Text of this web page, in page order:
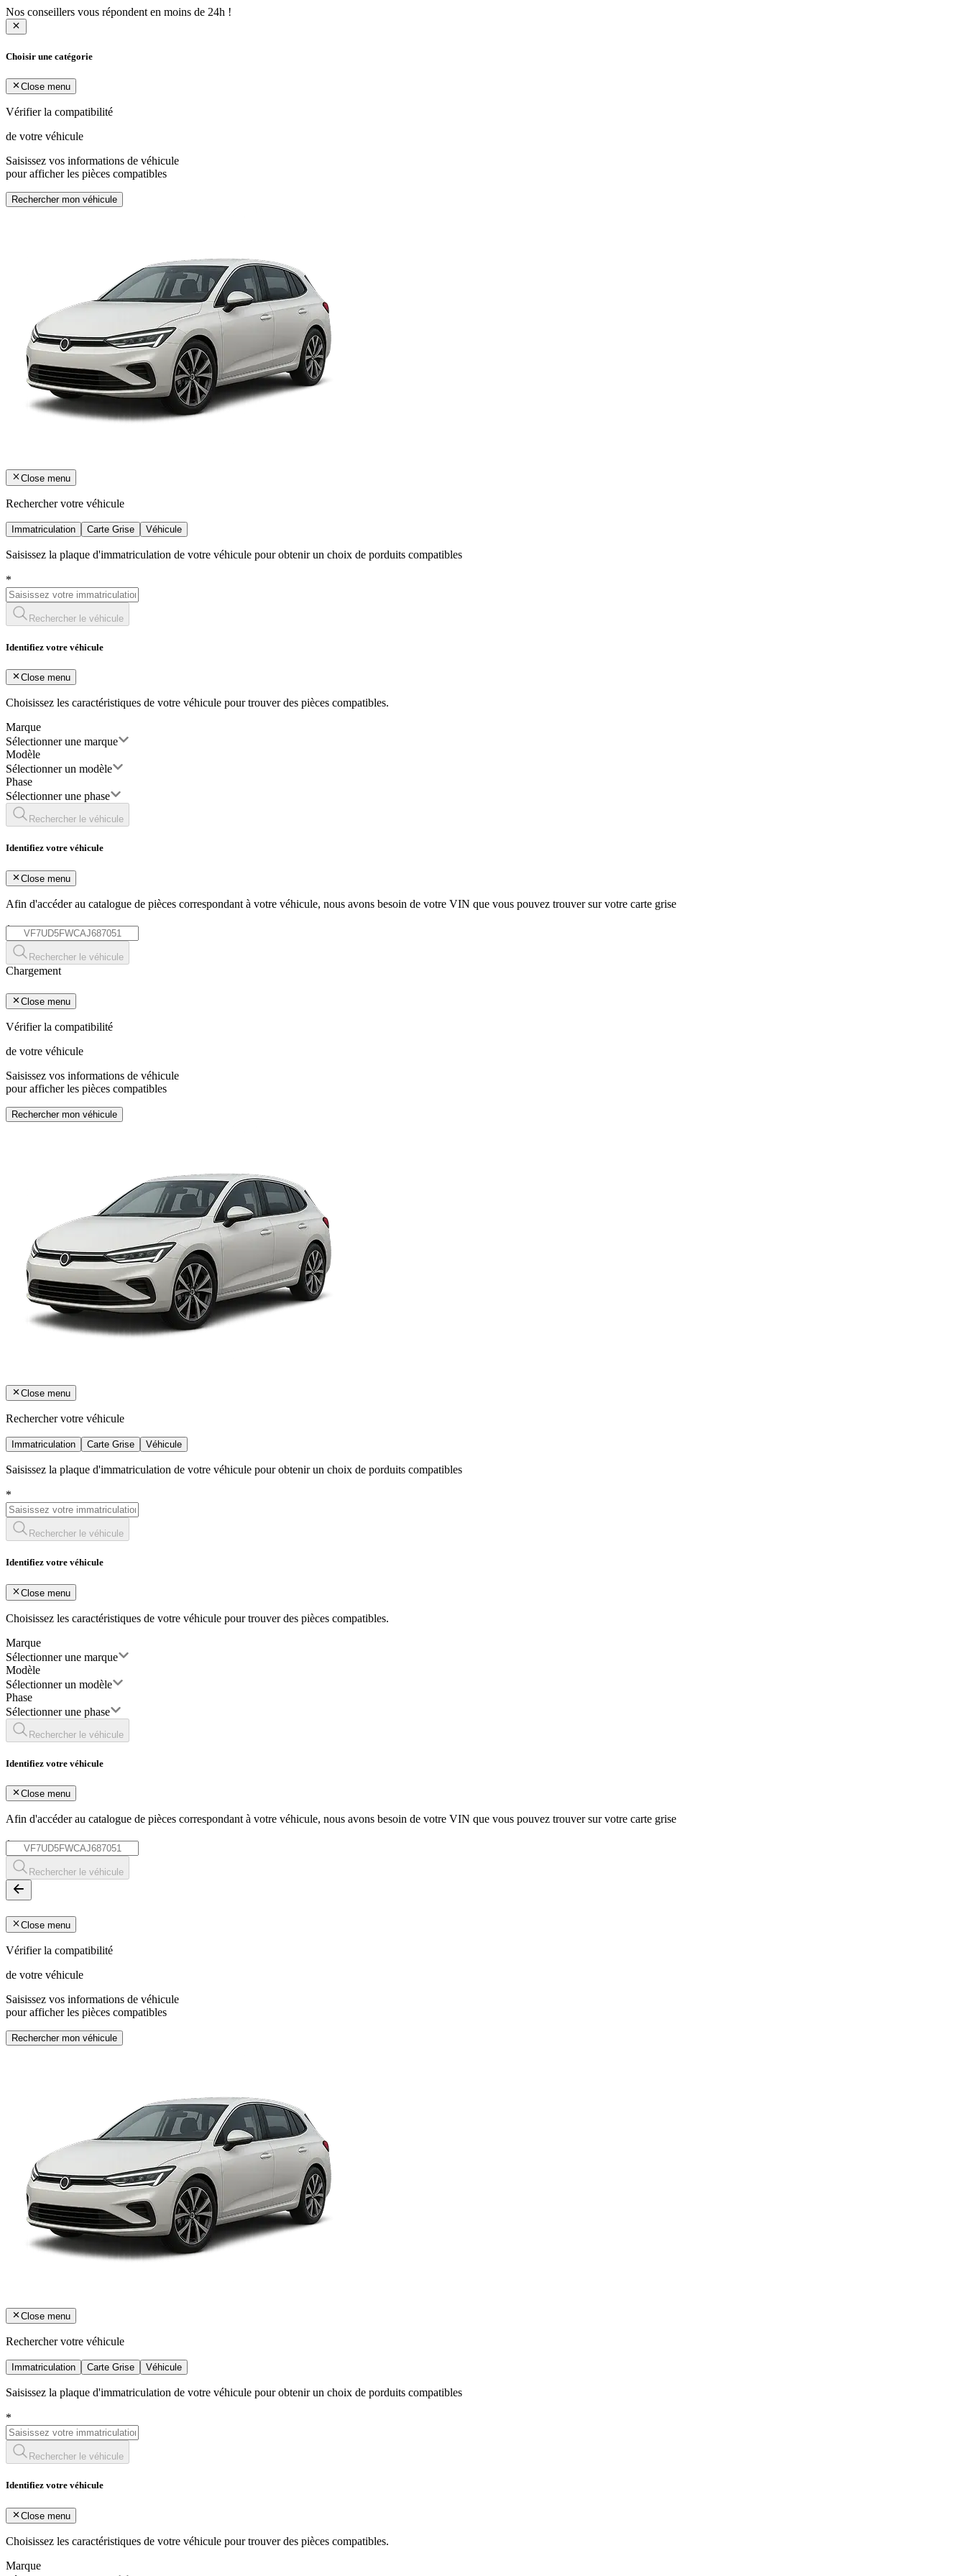
Nos conseillers vous répondent en moins de 24h !
Choisir une catégorie
Close menu
Vérifier la compatibilité
de votre véhicule
Saisissez vos informations de véhicule
pour afficher les pièces compatibles
Rechercher mon véhicule
Close menu
Rechercher votre véhicule
Immatriculation Carte Grise Véhicule
Saisissez la plaque d'immatriculation de votre véhicule pour obtenir un choix de porduits compatibles
*
Rechercher le véhicule
Identifiez votre véhicule
Close menu
Choisissez les caractéristiques de votre véhicule pour trouver des pièces compatibles.
Marque
Sélectionner une marque
Modèle
Sélectionner un modèle
Phase
Sélectionner une phase
Rechercher le véhicule
Identifiez votre véhicule
Close menu
Afin d'accéder au catalogue de pièces correspondant à votre véhicule, nous avons besoin de votre VIN que vous pouvez trouver sur votre carte grise
*
Rechercher le véhicule
Chargement
Close menu
Vérifier la compatibilité
de votre véhicule
Saisissez vos informations de véhicule
pour afficher les pièces compatibles
Rechercher mon véhicule
Close menu
Rechercher votre véhicule
Immatriculation Carte Grise Véhicule
Saisissez la plaque d'immatriculation de votre véhicule pour obtenir un choix de porduits compatibles
*
Rechercher le véhicule
Identifiez votre véhicule
Close menu
Choisissez les caractéristiques de votre véhicule pour trouver des pièces compatibles.
Marque
Sélectionner une marque
Modèle
Sélectionner un modèle
Phase
Sélectionner une phase
Rechercher le véhicule
Identifiez votre véhicule
Close menu
Afin d'accéder au catalogue de pièces correspondant à votre véhicule, nous avons besoin de votre VIN que vous pouvez trouver sur votre carte grise
*
Rechercher le véhicule
Close menu
Vérifier la compatibilité
de votre véhicule
Saisissez vos informations de véhicule
pour afficher les pièces compatibles
Rechercher mon véhicule
Close menu
Rechercher votre véhicule
Immatriculation Carte Grise Véhicule
Saisissez la plaque d'immatriculation de votre véhicule pour obtenir un choix de porduits compatibles
*
Rechercher le véhicule
Identifiez votre véhicule
Close menu
Choisissez les caractéristiques de votre véhicule pour trouver des pièces compatibles.
Marque